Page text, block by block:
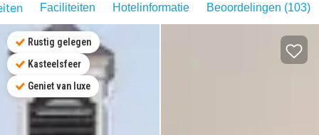
Faciliteiten Hotelinformatie Beoordelingen (103)
Rustig gelegen
Kasteelsfeer
Geniet van luxe